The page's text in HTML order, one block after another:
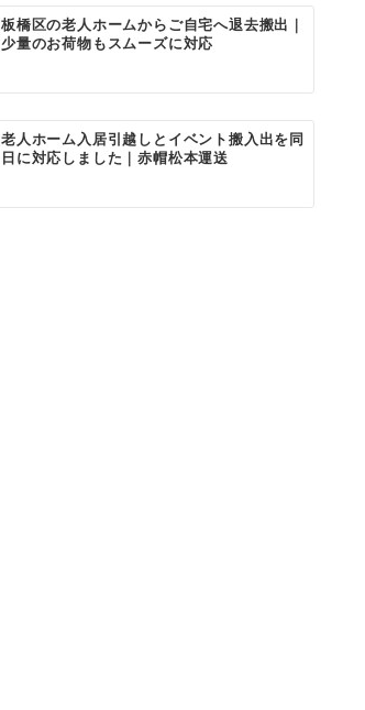
板橋区の老人ホームからご自宅へ退去搬出｜
少量のお荷物もスムーズに対応
老人ホーム入居引越しとイベント搬入出を同
日に対応しました｜赤帽松本運送